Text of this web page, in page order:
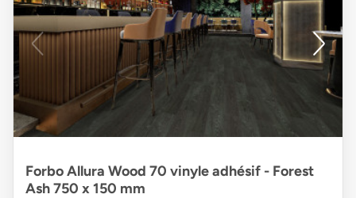
Forbo Allura Wood 70 vinyle adhésif - Forest
Ash 750 x 150 mm